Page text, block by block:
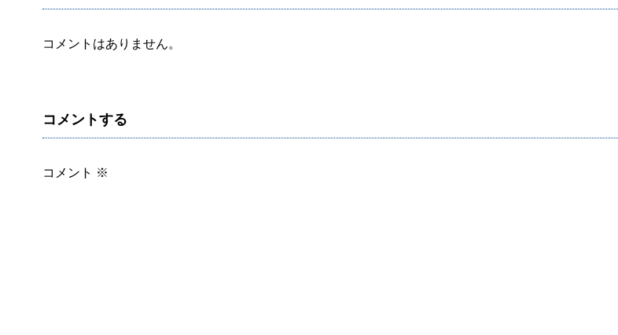
コメントはありません。
コメントする
コメント ※